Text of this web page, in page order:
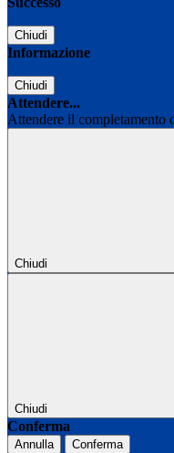
Chiudi
Informazione
Chiudi
Attendere...
Attendere il completamento
Chiudi
Chiudi
Conferma
Annulla Conferma